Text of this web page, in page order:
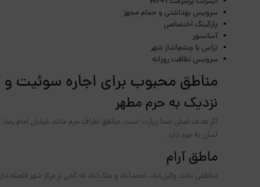
سرویس بهداشتی و حمام مجهز
پارکینگ اختصاصی
آسانسور
تراس با چشم‌انداز شهر
سرویس نظافت روزانه
مناطق محبوب برای اجاره سوئیت و
نزدیک به حرم مطهر
اگر هدف اصلی شما زیارت است، مناطق اطراف حرم مانند خیابان امام
آسان به حرم دارد.
ماطق آرام
مناطقی مانند وکیل‌آباد، احمدآباد و ملک‌آباد که کمی از مرکز شهر